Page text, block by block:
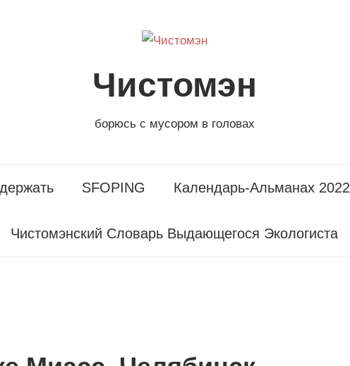
Чистомэн
борюсь с мусором в головах
SFOPING Календарь-Альманах 2022
Чистомэнский Словарь Выдающегося Экологиста